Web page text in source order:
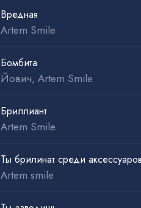
Вредная
Artem Smile
Бомбита
Йович, Artem Smile
Бриллиант
Artem Smile
Ты брилинат среди аксессуаров
Artem smile